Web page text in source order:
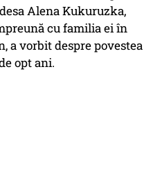
Alena Kukuruzka,
cu familia ei în
a vorbit despre povestea
opt ani.